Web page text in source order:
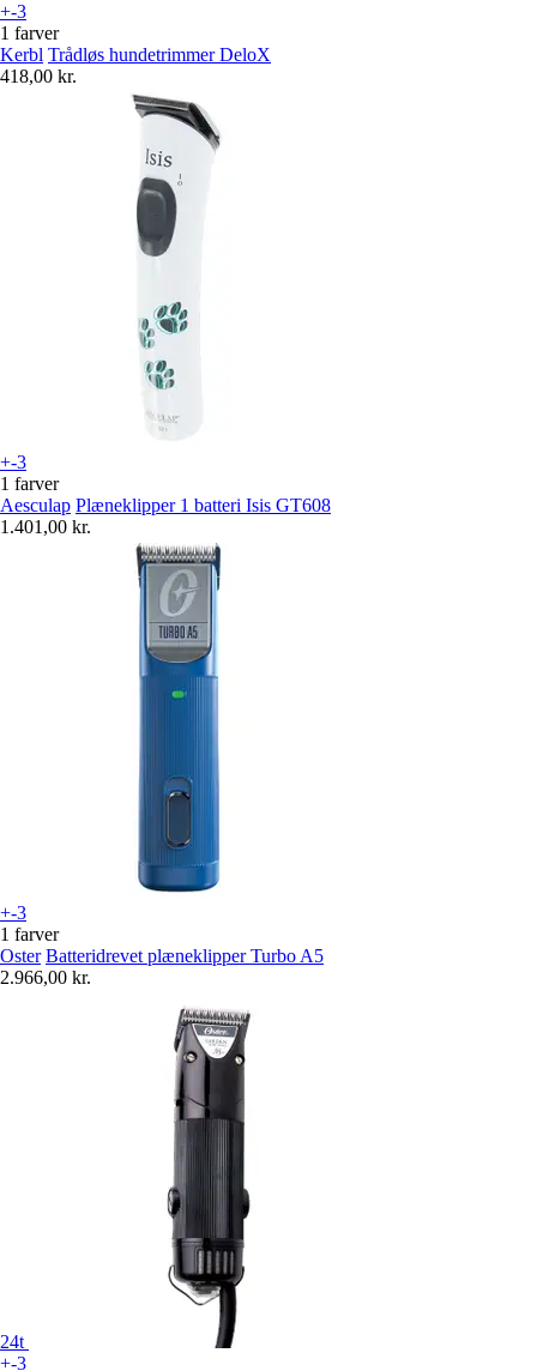
+-3
1 farver
Kerbl Trådløs hundetrimmer DeloX
418,00 kr.
+-3
1 farver
Aesculap Plæneklipper 1 batteri Isis GT608
1.401,00 kr.
+-3
1 farver
Oster Batteridrevet plæneklipper Turbo A5
2.966,00 kr.
24t
+-3